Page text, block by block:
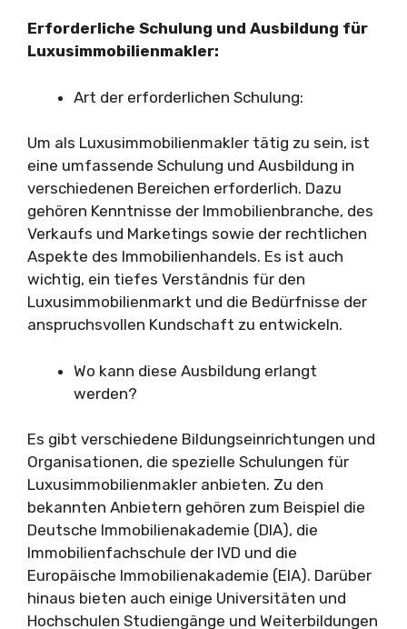
Erforderliche Schulung und Ausbildung für
Luxusimmobilienmakler:
Art der erforderlichen Schulung:
Um als Luxusimmobilienmakler tätig zu sein, ist
eine umfassende Schulung und Ausbildung in
verschiedenen Bereichen erforderlich. Dazu
gehören Kenntnisse der Immobilienbranche, des
Verkaufs und Marketings sowie der rechtlichen
Aspekte des Immobilienhandels. Es ist auch
wichtig, ein tiefes Verständnis für den
Luxusimmobilienmarkt und die Bedürfnisse der
anspruchsvollen Kundschaft zu entwickeln.
Wo kann diese Ausbildung erlangt
werden?
Es gibt verschiedene Bildungseinrichtungen und
Organisationen, die spezielle Schulungen für
Luxusimmobilienmakler anbieten. Zu den
bekannten Anbietern gehören zum Beispiel die
Deutsche Immobilienakademie (DIA), die
Immobilienfachschule der IVD und die
Europäische Immobilienakademie (EIA). Darüber
hinaus bieten auch einige Universitäten und
Hochschulen Studiengänge und Weiterbildungen